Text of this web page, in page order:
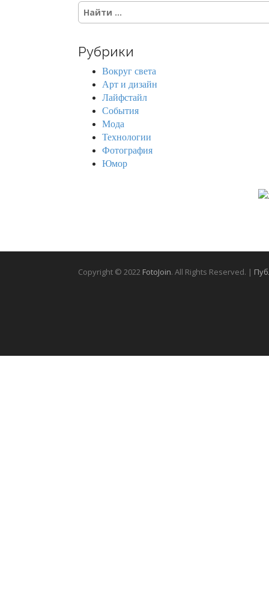
S
e
c
Рубрики
Вокруг света
Арт и дизайн
Лайфстайл
События
Мода
Технологии
Фотография
Юмор
Copyright © 2022 FotoJoin. All Rights Reserved. |